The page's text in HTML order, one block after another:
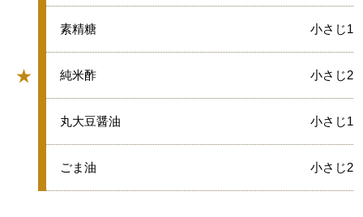
★
グループ
★
素精糖 小さじ1
★
純米酢 小さじ2
★
丸大豆醤油 小さじ1
★
ごま油 小さじ2